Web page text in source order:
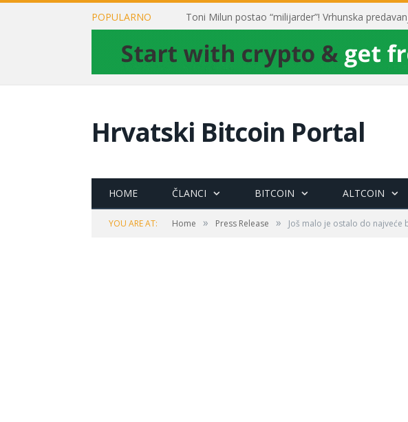
POPULARNO
Hrvatski Bitcoin Portal
HOME ČLANCI BITCOIN ALTCOIN
YOU ARE AT: Home » Press Release » Još malo je ostalo do najveće